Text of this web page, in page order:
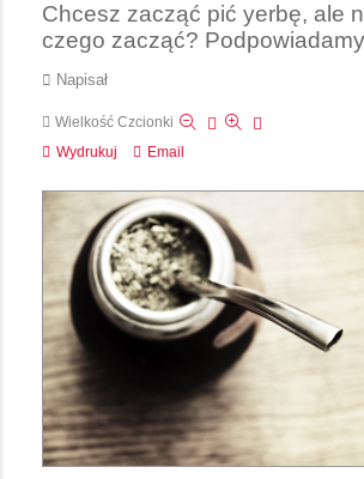
Chcesz zacząć pić yerbę, ale
czego zacząć?
Napisał
Wielkość Czcionki
Wydrukuj
Email